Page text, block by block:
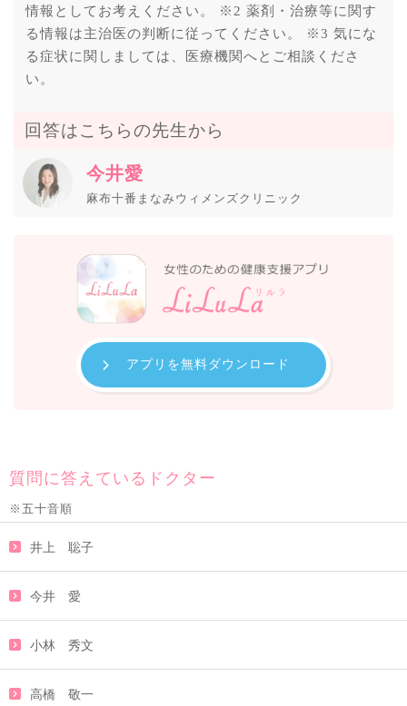
情報としてお考えください。 ※2 薬剤・治療等に関す
る情報は主治医の判断に従ってください。 ※3 気にな
る症状に関しましては、医療機関へとご相談くださ
い。
回答はこちらの先生から
今井愛
麻布十番まなみウィメンズクリニック
アプリを無料ダウンロード
質問に答えているドクター
※五十音順
井上 聡子
今井 愛
小林 秀文
高橋 敬一